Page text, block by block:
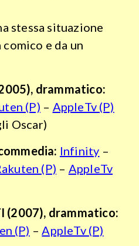
stessa situazione
e da un
drammatico:
(P) – AppleTv (P)
Oscar)
Infinity –
(P) – AppleTv
(2007), drammatico:
(P) –AppleTv (P)